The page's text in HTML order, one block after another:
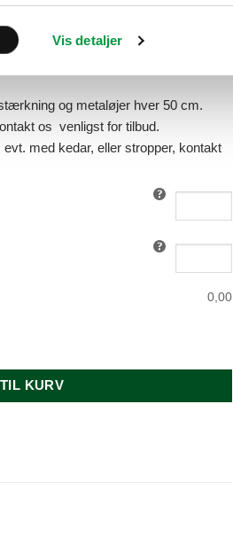
Vis detaljer
og metaløjer hver 50 cm.
os venligst for tilbud.
med kedar, eller stropper, kontakt
0,00
KURV